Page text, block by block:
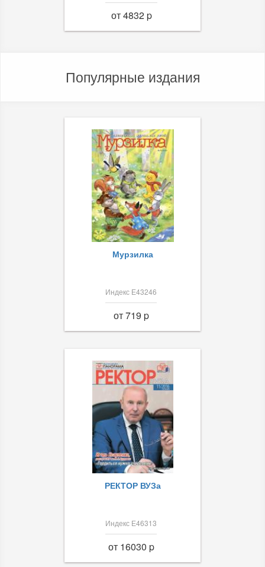
от 4832 p
Популярные издания
Мурзилка
Индекс Е43246
от 719 p
РЕКТОР ВУЗа
Индекс Е46313
от 16030 p